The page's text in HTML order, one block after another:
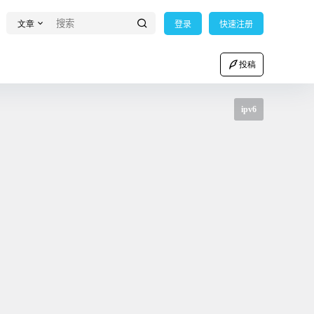
文章 登录 快速注册
投稿
ipv6